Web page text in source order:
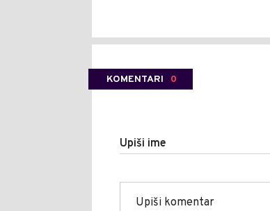
KOMENTARI 0
Upiši ime